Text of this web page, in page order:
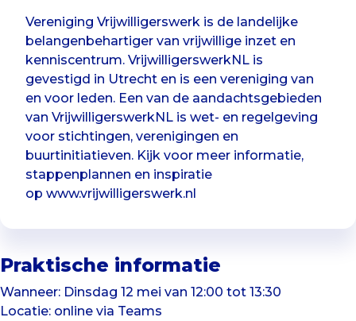
Vereniging Vrijwilligerswerk is de landelijke
belangenbehartiger van vrijwillige inzet en
kenniscentrum. VrijwilligerswerkNL is
gevestigd in Utrecht en is een vereniging van
en voor leden. Een van de aandachtsgebieden
van VrijwilligerswerkNL is wet- en regelgeving
voor stichtingen, verenigingen en
buurtinitiatieven. Kijk voor meer informatie,
stappenplannen en inspiratie
op www.vrijwilligerswerk.nl
Praktische informatie
Wanneer: Dinsdag 12 mei van 12:00 tot 13:30
Locatie: online via Teams